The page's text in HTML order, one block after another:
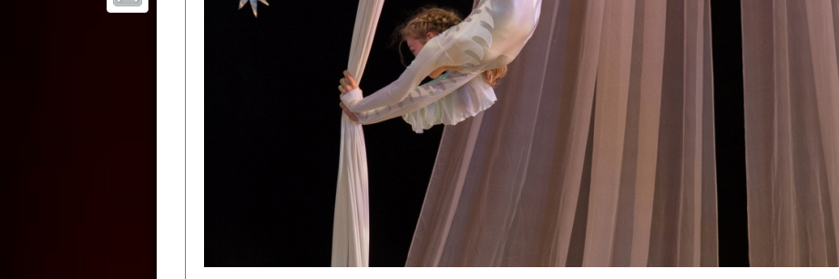
Народный цирковой клоунский коллектив «Шари-вари» МУ «Культурно-
досуговый центр «Шелковик» г.Бендеры, руководители Отличные работники
культуры Приднестровской Молдавской Республики Алёна Александровна и
Олег Степанович Райлян;
Народный цирковой коллектив «Энтузиасты» Дома культуры с. Делакеу,
Григориопольского района, руководитель Отличный работник культуры
Приднестровской Молдавской Республики Пётр Петрович Дижмару;
Народный цирковой коллектив «Сперанца» Дома культуры посёлка Красное,
Слободзейского района, руководитель Отличный работник культуры
Приднестровской Молдавской Республики Анжела Владимировна
Образцовый эстрадно-цирковой коллектив «Алегро» Дома детско –юношеского